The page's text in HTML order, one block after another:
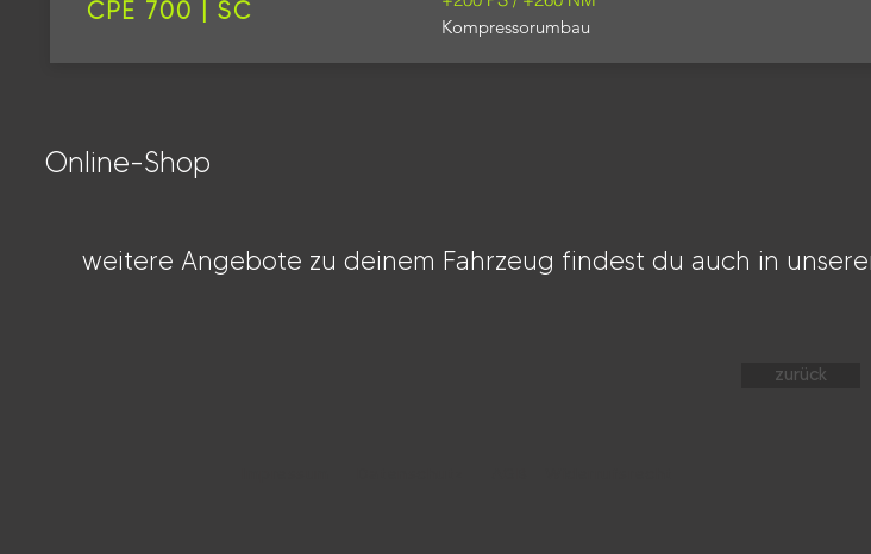
CPE 700 | SC
Kompressorumbau
Online-Shop
weitere Angebote zu deinem Fahrzeug findest du auch in
zurück